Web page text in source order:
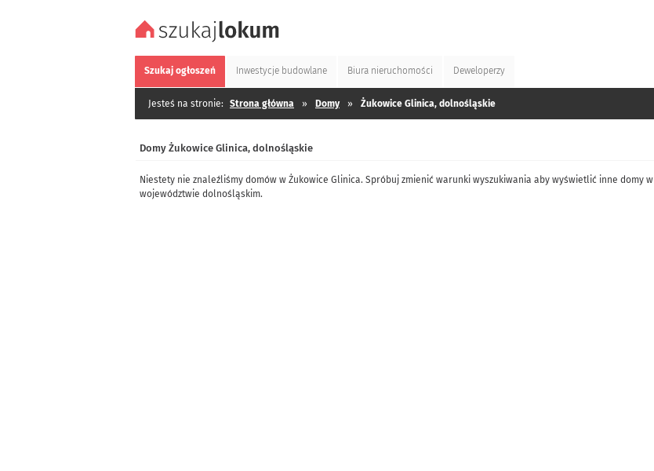
Szukaj ogłoszeń Inwestycje budowlane Biura nieruchomości Deweloperzy
Jesteś na stronie: Strona główna » Domy » Żukowice Glinica, dolnośląskie
Domy Żukowice Glinica, dolnośląskie
Niestety nie znaleźliśmy domów w Żukowice Glinica. Spróbuj zmienić warunki wyszukiwania aby wyświetlić inne domy w
województwie dolnośląskim.